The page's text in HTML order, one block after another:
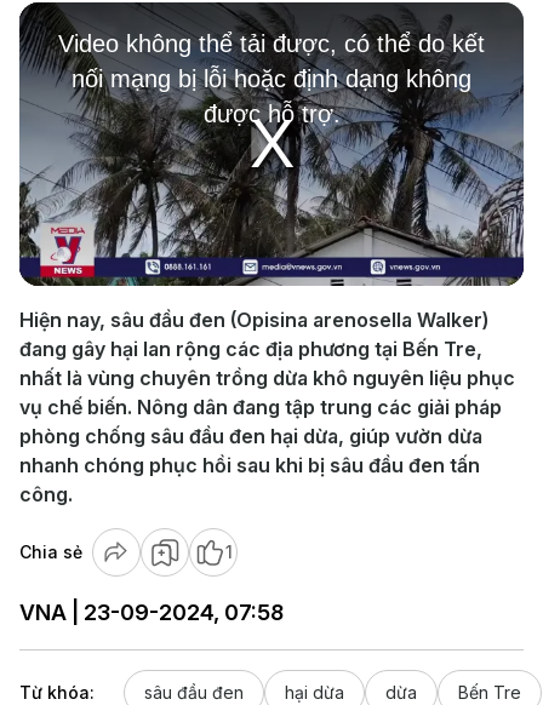
Play
Video
This
is
a
modal
window.
Video không thể tải được, có thể do kết
nối mạng bị lỗi hoặc định dạng không
được hỗ trợ.
Hiện nay, sâu đầu đen (Opisina arenosella Walker)
đang gây hại lan rộng các địa phương tại Bến Tre,
nhất là vùng chuyên trồng dừa khô nguyên liệu phục
vụ chế biến. Nông dân đang tập trung các giải pháp
phòng chống sâu đầu đen hại dừa, giúp vườn dừa
nhanh chóng phục hồi sau khi bị sâu đầu đen tấn
công.
Chia sẻ 1
VNA | 23-09-2024, 07:58
Từ khóa: sâu đầu đen hại dừa dừa Bến Tre